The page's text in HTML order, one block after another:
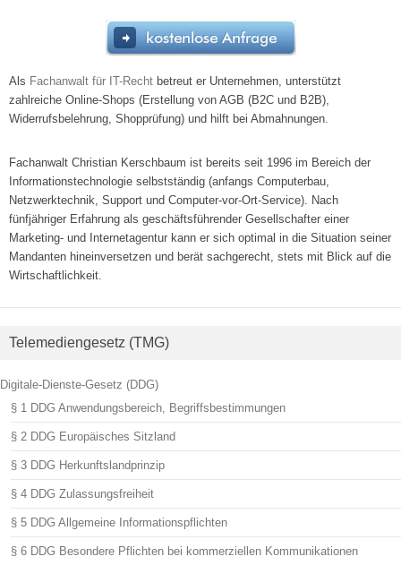
Als Fachanwalt für IT-Recht betreut er Unternehmen, unterstützt
zahlreiche Online-Shops (Erstellung von AGB (B2C und B2B),
Widerrufsbelehrung, Shopprüfung) und hilft bei Abmahnungen.
Fachanwalt Christian Kerschbaum ist bereits seit 1996 im Bereich der
Informationstechnologie selbstständig (anfangs Computerbau,
Netzwerktechnik, Support und Computer-vor-Ort-Service). Nach
fünfjähriger Erfahrung als geschäftsführender Gesellschafter einer
Marketing- und Internetagentur kann er sich optimal in die Situation seiner
Mandanten hineinversetzen und berät sachgerecht, stets mit Blick auf die
Wirtschaftlichkeit.
Telemediengesetz (TMG)
Digitale-Dienste-Gesetz (DDG)
§ 1 DDG Anwendungsbereich, Begriffsbestimmungen
§ 2 DDG Europäisches Sitzland
§ 3 DDG Herkunftslandprinzip
§ 4 DDG Zulassungsfreiheit
§ 5 DDG Allgemeine Informationspflichten
§ 6 DDG Besondere Pflichten bei kommerziellen Kommunikationen